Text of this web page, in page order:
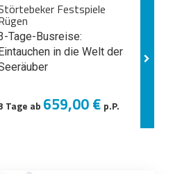
Festspiele
Tage-Busreise:
in die Welt der
Tage ab 659,00 € p.P.